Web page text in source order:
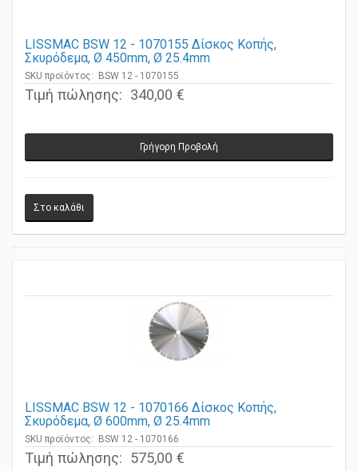
LISSMAC BSW 12 - 1070155 Δίσκος Κοπής,
Σκυρόδεμα, Ø 450mm, Ø 25.4mm
SKU προϊόντος: BSW 12 - 1070155
Τιμή πώλησης: 340,00 €
LISSMAC BSW 12 - 1070166 Δίσκος Κοπής,
Σκυρόδεμα, Ø 600mm, Ø 25.4mm
SKU προϊόντος: BSW 12 - 1070166
Τιμή πώλησης: 575,00 €